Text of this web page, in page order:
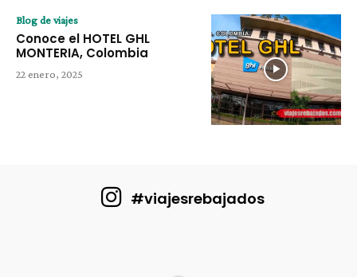
Blog de viajes
Conoce el HOTEL GHL
MONTERIA, Colombia
22 enero, 2025
#viajesrebajados